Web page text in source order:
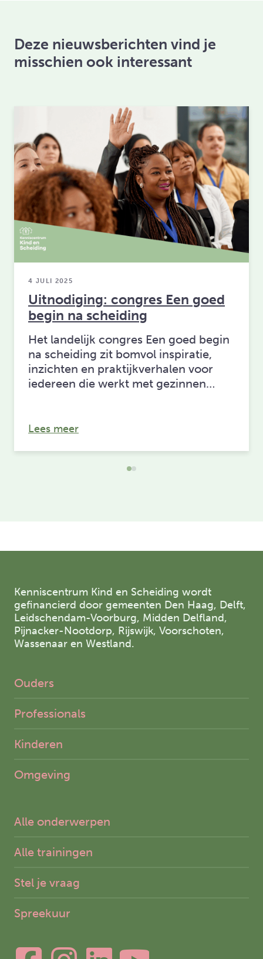
Deze nieuwsberichten vind je
misschien ook interessant
Uitnodiging: congres Een goed
begin na scheiding
4 JULI 2025
Het landelijk congres Een goed begin
na scheiding zit bomvol inspiratie,
inzichten en praktijkverhalen voor
iedereen die werkt met gezinnen…
Lees meerover: Uitnodiging: congres Een goed
Kenniscentrum Kind en Scheiding wordt
gefinancierd door gemeenten Den Haag, Delft,
Leidschendam-Voorburg, Midden Delfland,
Pijnacker-Nootdorp, Rijswijk, Voorschoten,
Wassenaar en Westland.
Ouders
Professionals
Kinderen
Omgeving
Alle onderwerpen
Alle trainingen
Stel je vraag
Spreekuur